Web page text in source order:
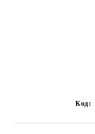
Код: